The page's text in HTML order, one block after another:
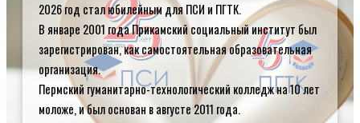
Об институте
Контакты
Кафедры
Библиотека
Электронная
библиотека
2026 год стал юбилейным для ПСИ и ПГТК.
В январе 2001 года Прикамский социальный институт был
зарегистрирован, как самостоятельная образовательная
организация.
Пермский гуманитарно-технологический колледж на 10 лет
моложе, и был основан в августе 2011 года.